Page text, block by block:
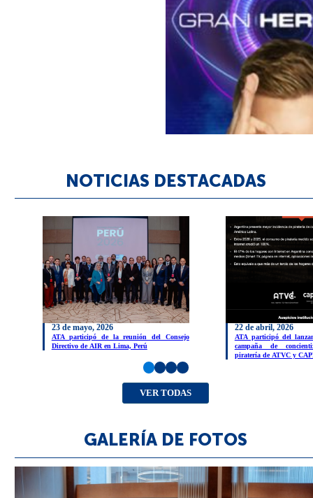
NOTICIAS DESTACADAS
23 de mayo, 2026
ATA participó de la reunión del Consejo
Directivo de AIR en Lima, Perú
22 de abril, 2026
ATA participó del
campaña de
piratería de ATVC y
VER TODAS
GALERÍA DE FOTOS